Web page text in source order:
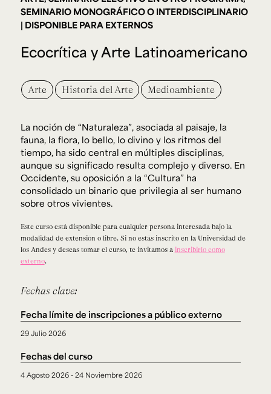
Configuración de cookies
Universidad de los Andes | Vigilada Mineducación.
Resolución 28 del 23 de febrero de 1949, Minjusticia.
Acreditación institucional de alta calidad, 10 años:
Resolución 000194 del 16 de enero del 2025.
Ext. 2626
Posgrados
Ext. 4925
Educación
Continua
Ecocrítica y Arte Latinoamericano
SEMINARIO MONOGRÁFICO O INTERDISCIPLINARIO
DISPONIBLE PARA EXTERNOS
Arte Historia del Arte Medioambiente
La noción de “Naturaleza”, asociada al paisaje, la
fauna, la flora, lo bello, lo divino y los ritmos del
tiempo, ha sido central en múltiples disciplinas,
aunque su significado resulta complejo y diverso. En
Occidente, su oposición a la “Cultura” ha
consolidado un binario que privilegia al ser humano
sobre otros vivientes.
Este curso está disponible para cualquier persona interesada bajo la
modalidad de extensión o libre. Si no estás inscrito en la Universidad de
los Andes y deseas tomar el curso, te invitamos a inscribirlo como
externo.
Fechas clave:
Fecha límite de inscripciones a público externo
29 Julio 2026
Fechas del curso
4 Agosto 2026 - 24 Noviembre 2026